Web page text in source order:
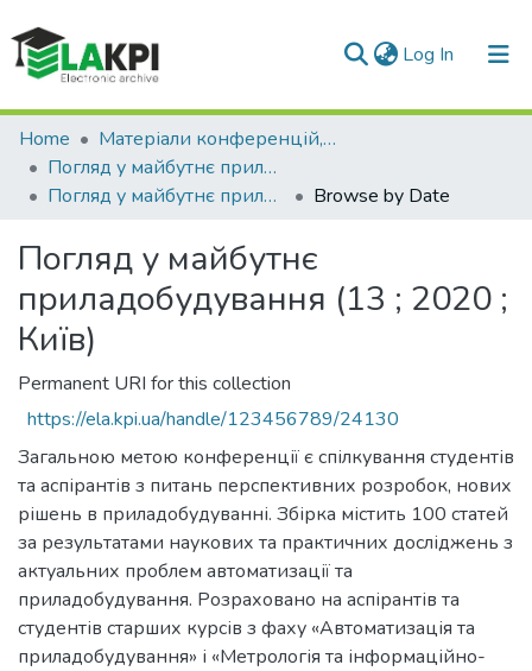
Log In (current)
Communities & Collections
All of DSpace
Home
Матеріали конференцій, семінарів і т.п.
Погляд у майбутнє приладобудування
Погляд у майбутнє приладобудування (13 ; 2020 ; Київ)
Browse by Date
Погляд у майбутнє
приладобудування (13 ; 2020 ;
Київ)
Permanent URI for this collection
https://ela.kpi.ua/handle/123456789/24130
Загальною метою конференції є спілкування студентів
та аспірантів з питань перспективних розробок, нових
рішень в приладобудуванні. Збірка містить 100 статей
за результатами наукових та практичних досліджень з
актуальних проблем автоматизації та
приладобудування. Розраховано на аспірантів та
студентів старших курсів з фаху «Автоматизація та
приладобудування» і «Метрологія та інформаційно-